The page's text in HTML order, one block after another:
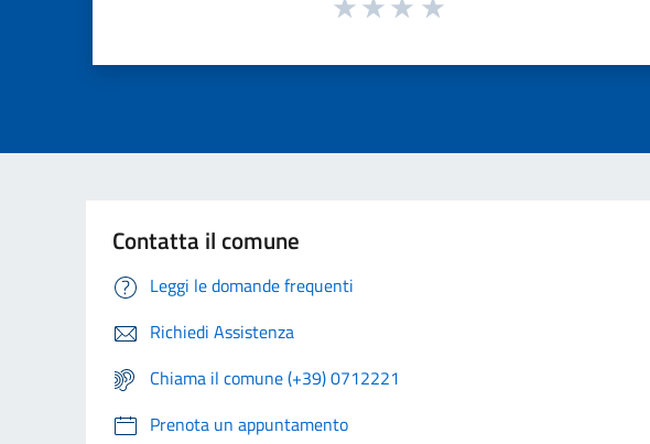
Contatta il comune
Leggi le domande frequenti
Richiedi Assistenza
Chiama il comune (+39) 0712221
Prenota un appuntamento